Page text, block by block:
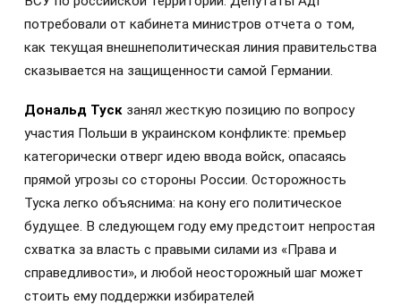
потребовали от кабинета министров отчета о том,
как текущая внешнеполитическая линия правительства
сказывается на защищенности самой Германии.
Дональд Туск занял жесткую позицию по вопросу
участия Польши в украинском конфликте: премьер
категорически отверг идею ввода войск, опасаясь
прямой угрозы со стороны России. Осторожность
Туска легко объяснима: на кону его политическое
будущее. В следующем году ему предстоит непростая
схватка за власть с правыми силами из «Права и
справедливости», и любой неосторожный шаг может
стоить ему поддержки избирателей